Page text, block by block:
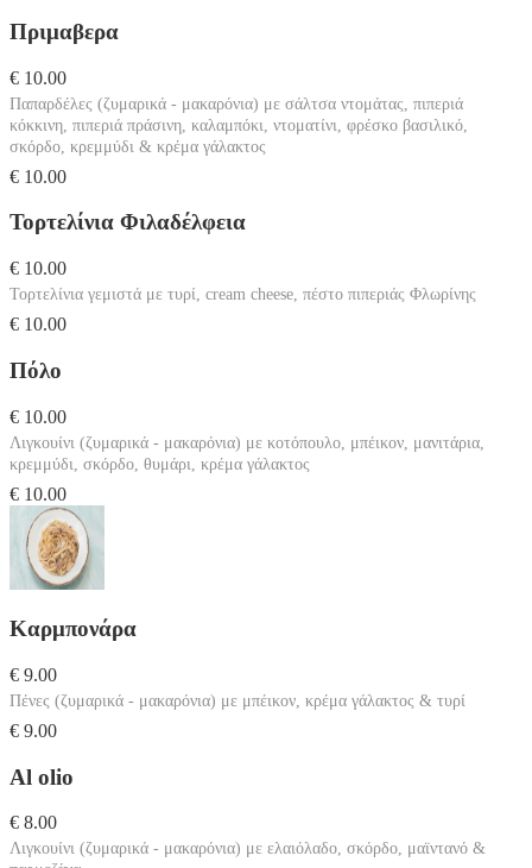
Πριμαβερα
€ 10.00
Παπαρδέλες (ζυμαρικά - μακαρόνια) με σάλτσα ντομάτας, πιπεριά
κόκκινη, πιπεριά πράσινη, καλαμπόκι, ντοματίνι, φρέσκο βασιλικό,
σκόρδο, κρεμμύδι & κρέμα γάλακτος
€ 10.00
Τορτελίνια Φιλαδέλφεια
€ 10.00
Τορτελίνια γεμιστά με τυρί, cream cheese, πέστο πιπεριάς Φλωρίνης
€ 10.00
Πόλο
€ 10.00
Λιγκουίνι (ζυμαρικά - μακαρόνια) με κοτόπουλο, μπέικον, μανιτάρια,
κρεμμύδι, σκόρδο, θυμάρι, κρέμα γάλακτος
€ 10.00
Καρμπονάρα
€ 9.00
Πένες (ζυμαρικά - μακαρόνια) με μπέικον, κρέμα γάλακτος & τυρί
€ 9.00
Al olio
€ 8.00
Λιγκουίνι (ζυμαρικά - μακαρόνια) με ελαιόλαδο, σκόρδο, μαϊντανό &